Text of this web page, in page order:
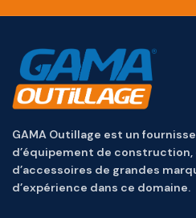
GAMA Outillage est un
d’équipement de construction,
d’accessoires de grandes
d’expérience dans ce domaine.